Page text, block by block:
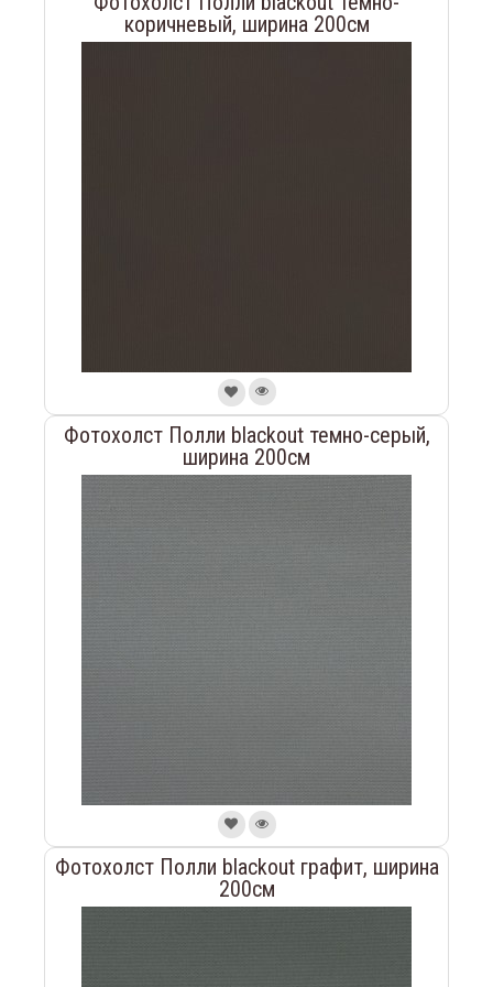
коричневый, ширина 200см
Фотохолст Полли blackout темно-серый,
ширина 200см
Фотохолст Полли blackout графит, ширина
200см